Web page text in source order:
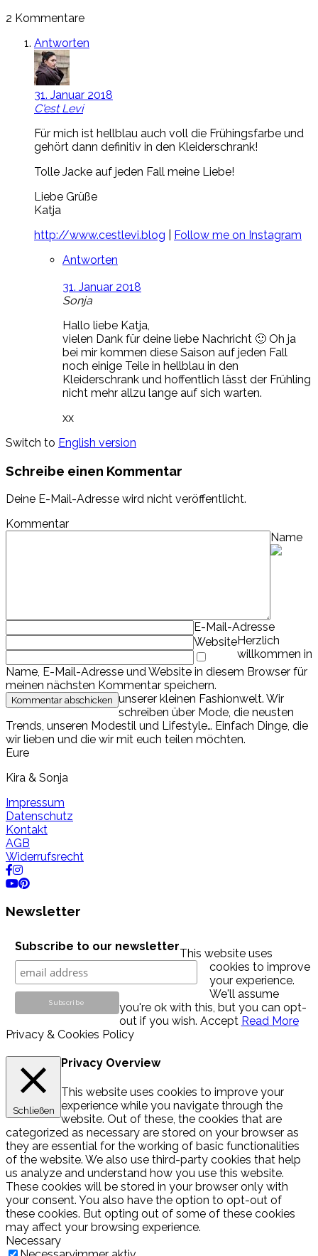
2 Kommentare
Antworten
31. Januar 2018
C'est Levi
Für mich ist hellblau auch voll die Frühingsfarbe und
gehört dann definitiv in den Kleiderschrank!
Tolle Jacke auf jeden Fall meine Liebe!
Liebe Grüße
Katja
http://www.cestlevi.blog
Follow me on Instagram
Antworten
31. Januar 2018
Sonja
Hallo liebe Katja,
vielen Dank für deine liebe Nachricht 🙂 Oh ja
bei mir kommen diese Saison auf jeden Fall
noch einige Teile in hellblau in den
Kleiderschrank und hoffentlich lässt der Frühling
nicht mehr allzu lange auf sich warten.
xx
Switch to English version
Schreibe einen Kommentar
Deine E-Mail-Adresse wird nicht veröffentlicht.
Kommentar
Name
E-Mail-Adresse
Website
Name, E-Mail-Adresse und Website in diesem Browser für
meinen nächsten Kommentar speichern.
Herzlich
willkommen in
unserer kleinen Fashionwelt. Wir
schreiben über Mode, die neusten
Trends, unseren Modestil und Lifestyle… Einfach Dinge, die
wir lieben und die wir mit euch teilen möchten.
Eure
Kira & Sonja
Impressum
Datenschutz
Kontakt
AGB
Widerrufsrecht
Newsletter
Subscribe to our newsletter
This website uses
cookies to improve
your experience.
We'll assume
you're ok with this, but you can opt-
out if you wish. Accept Read More
Privacy & Cookies Policy
Schließen
Privacy Overview
This website uses cookies to improve your
experience while you navigate through the
website. Out of these, the cookies that are
categorized as necessary are stored on your browser as
they are essential for the working of basic functionalities
of the website. We also use third-party cookies that help
us analyze and understand how you use this website.
These cookies will be stored in your browser only with
your consent. You also have the option to opt-out of
these cookies. But opting out of some of these cookies
may affect your browsing experience.
Necessary